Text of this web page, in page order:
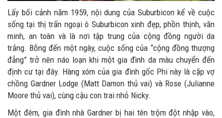
Lấy bối cảnh năm 1959, nội dung của Suburbicon kể về cuộc
sống tại thị trấn ngoại ô Suburbicon xinh đẹp, phồn thịnh, văn
minh, an toàn và là nơi tập trung của cộng đồng người da
trắng. Bỗng đến một ngày, cuộc sống của “cộng đồng thượng
đẳng” trở nên náo loạn khi một gia đình da màu chuyển đến
định cư tại đây. Hàng xóm của gia đình gốc Phi này là cặp vợ
chồng Gardner Lodge (Matt Damon thủ vai) và Rose (Julianne
Moore thủ vai), cùng cậu con trai nhỏ Nicky.
Một đêm, gia đình nhà Gardner bị hai tên trộm đột nhập vào,